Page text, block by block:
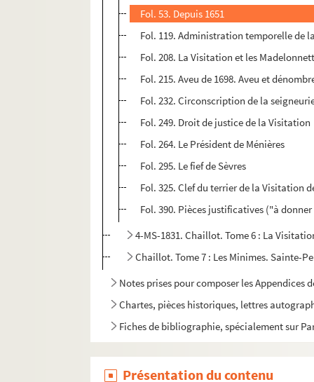
Fol. 53. Depuis 1651
Fol. 119. Administration temporelle de
Fol. 208. La Visitation et les
Fol. 215. Aveu de 1698. Aveu et
Fol. 232. Circonscription de la
Fol. 249. Droit de justice de la Visitation
Fol. 264. Le Président de Ménières
Fol. 295. Le fief de Sèvres
Fol. 325. Clef du terrier de la Visitation
Fol. 390. Pièces justificatives ("à
4-MS-1831. Chaillot. Tome 6 : La
Chaillot. Tome 7 : Les Minimes. Sainte-
Notes prises pour composer les Appendices
Chartes, pièces historiques, lettres
Fiches de bibliographie, spécialement sur
Présentation du contenu